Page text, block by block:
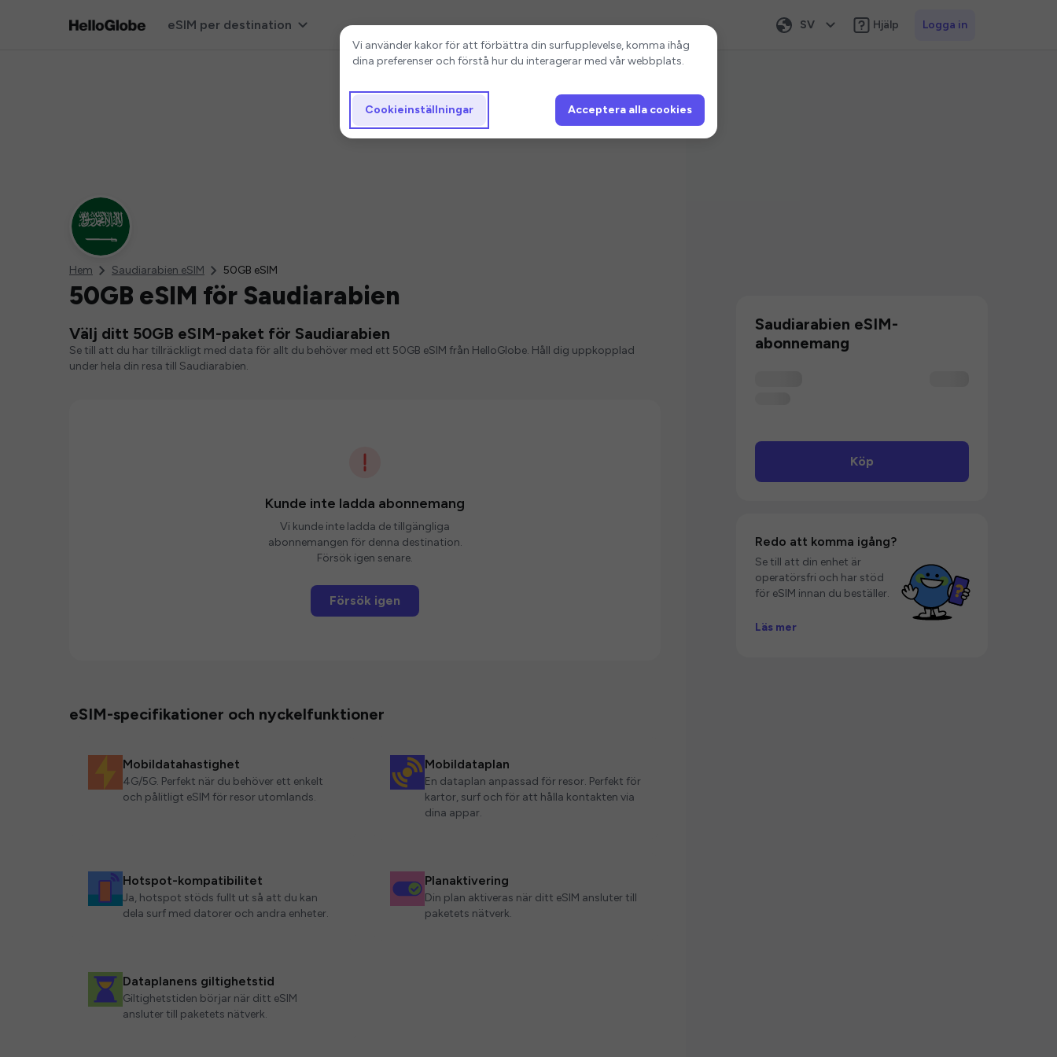
eSIM per destination SV Hjälp Logga in
Hem Saudiarabien eSIM 50GB eSIM
50GB eSIM för Saudiarabien
Välj ditt 50GB eSIM-paket för Saudiarabien
Se till att du har tillräckligt med data för allt du behöver med ett 50GB eSIM från HelloGlobe. Håll dig uppkopplad
under hela din resa till Saudiarabien.
Kunde inte ladda abonnemang
Vi kunde inte ladda de tillgängliga
abonnemangen för denna destination.
Försök igen senare.
Försök igen
eSIM-specifikationer och nyckelfunktioner
Mobildatahastighet
4G/5G. Perfekt när du behöver ett enkelt
och pålitligt eSIM för resor utomlands.
Mobildataplan
En dataplan anpassad för resor. Perfekt för
kartor, surf och för att hålla kontakten via
dina appar.
Hotspot-kompatibilitet
Ja, hotspot stöds fullt ut så att du kan
dela surf med datorer och andra enheter.
Planaktivering
Din plan aktiveras när ditt eSIM ansluter till
paketets nätverk.
Dataplanens giltighetstid
Giltighetstiden börjar när ditt eSIM
ansluter till paketets nätverk.
Saudiarabien eSIM-
abonnemang
Köp
Redo att komma igång?
Se till att din enhet är
operatörsfri och har stöd
för eSIM innan du beställer.
Läs mer
Cookieinställningar
Vi använder kakor för att förbättra din surfupplevelse, komma ihåg
dina preferenser och förstå hur du interagerar med vår webbplats.
Cookieinställningar Acceptera alla cookies